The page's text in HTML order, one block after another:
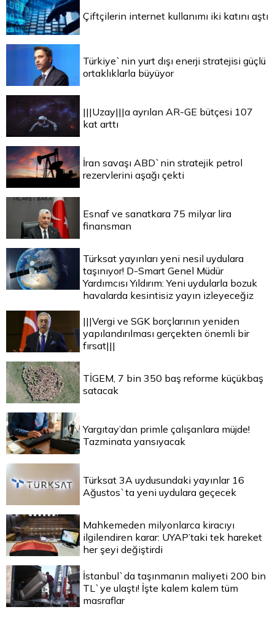
Çiftçilerin internet kullanımı iki katını aştı
Türkiye`nin yurt dışı enerji stratejisi güçlü
ortaklıklarla büyüyor
|||Uzay|||a ayrılan AR-GE bütçesi 107
kat arttı
İran savaşı ABD`nin stratejik petrol
rezervlerini aşağı çekti
Esnaf ve sanatkara 75 milyar lira
finansman
Türksat yayınları yeni nesil uydulara
taşınıyor! D-Smart Genel Müdür
Yardımcısı Yıldırım: Yeni uydularla bozuk
havalarda kesintisiz yayın izleyeceğiz
|||Vergi ve SGK borçlarının yeniden
yapılandırılması gerçekten önemli bir
fırsat|||
TİGEM, 7 bin 350 baş reforme küçükbaş
satacak
Yargıtay’dan primle çalışanlara müjde!
Tazminata yansıyacak
Türksat 3A uydusundaki yayınlar 16
Ağustos`ta yeni uydulara geçecek
Mahkemeden milyonlarca kiracıyı
ilgilendiren karar: UYAP’taki tek hareket
her şeyi değiştirdi
İstanbul`da taşınmanın maliyeti 200 bin
TL`ye ulaştı! İşte kalem kalem tüm
masraflar